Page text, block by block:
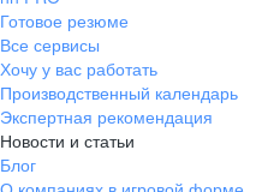
Готовое резюме
Все сервисы
Хочу у вас работать
Производственный календарь
Экспертная рекомендация
Новости и статьи
Блог